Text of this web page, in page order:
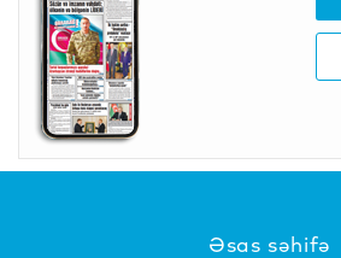
Əsas səhifə